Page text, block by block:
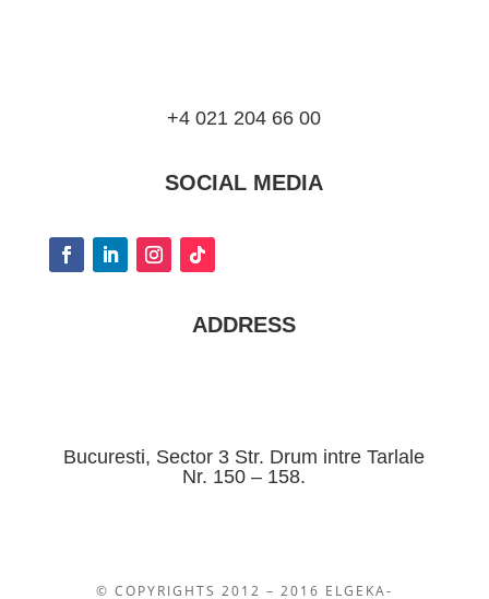
+4 021 204 66 00
SOCIAL MEDIA
ADDRESS
Bucuresti, Sector 3 Str. Drum intre Tarlale
Nr. 150 – 158.
© COPYRIGHTS 2012 – 2016 ELGEKA-